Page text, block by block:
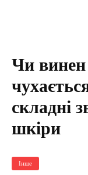
Чи
складні
шкіри
Інше